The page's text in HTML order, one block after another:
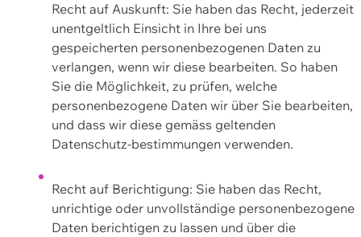
Recht auf Auskunft: Sie haben das Recht, jederzeit
unentgeltlich Einsicht in Ihre bei uns
gespeicherten personenbezogenen Daten zu
verlangen, wenn wir diese bearbeiten. So haben
Sie die Möglichkeit, zu prüfen, welche
personenbezogene Daten wir über Sie bearbeiten,
und dass wir diese gemäss geltenden
Datenschutz-bestimmungen verwenden.
Recht auf Berichtigung: Sie haben das Recht,
unrichtige oder unvollständige personenbezogene
Daten berichtigen zu lassen und über die